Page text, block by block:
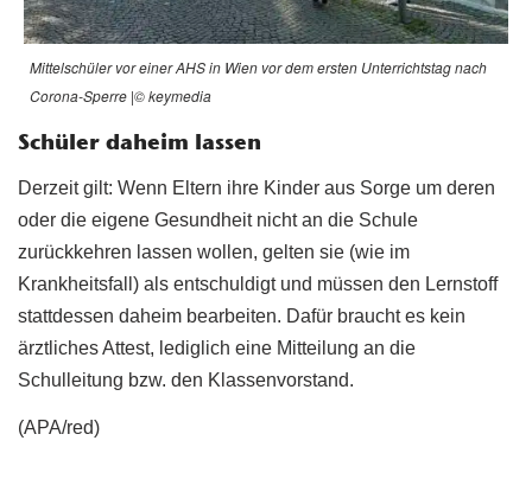
Mittelschüler vor einer AHS in Wien vor dem ersten Unterrichtstag nach
Corona-Sperre |© keymedia
Schüler daheim lassen
Derzeit gilt: Wenn Eltern ihre Kinder aus Sorge um deren
oder die eigene Gesundheit nicht an die Schule
zurückkehren lassen wollen, gelten sie (wie im
Krankheitsfall) als entschuldigt und müssen den Lernstoff
stattdessen daheim bearbeiten. Dafür braucht es kein
ärztliches Attest, lediglich eine Mitteilung an die
Schulleitung bzw. den Klassenvorstand.
(APA/red)